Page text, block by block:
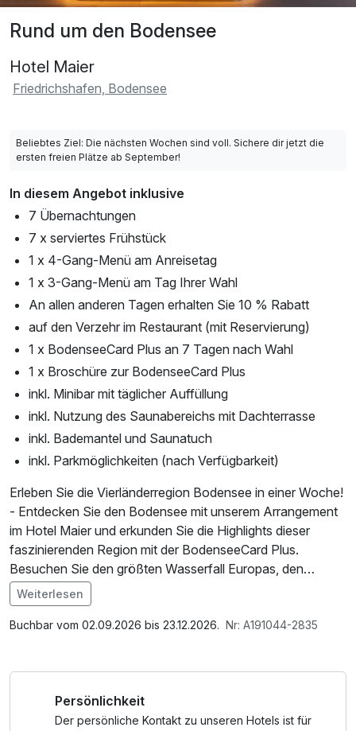
Rund um den Bodensee
Hotel Maier
Friedrichshafen, Bodensee
Beliebtes Ziel: Die nächsten Wochen sind voll. Sichere dir jetzt die
ersten freien Plätze ab September!
In diesem Angebot inklusive
7 Übernachtungen
7 x serviertes Frühstück
1 x 4-Gang-Menü am Anreisetag
1 x 3-Gang-Menü am Tag Ihrer Wahl
An allen anderen Tagen erhalten Sie 10 % Rabatt
auf den Verzehr im Restaurant (mit Reservierung)
1 x BodenseeCard Plus an 7 Tagen nach Wahl
1 x Broschüre zur BodenseeCard Plus
inkl. Minibar mit täglicher Auffüllung
inkl. Nutzung des Saunabereichs mit Dachterrasse
inkl. Bademantel und Saunatuch
inkl. Parkmöglichkeiten (nach Verfügbarkeit)
Erleben Sie die Vierländerregion Bodensee in einer Woche!
- Entdecken Sie den Bodensee mit unserem Arrangement
im Hotel Maier und erkunden Sie die Highlights dieser
faszinierenden Region mit der BodenseeCard Plus.
Besuchen Sie den größten Wasserfall Europas, den
imposanten Rheinfall in Schaffhausen, wo 700.000 Liter
Wasser pro Sekunde in die Tiefe stürzen. Tauchen Sie im
Zeppelin Museum Friedrichshafen ein in den Mythos der
ins Mittelalter und bietet einen beeindruckenden
Panoramablick von der Café-Terrasse.
Im Angebot enthalten
Saunabenutzung, Saunatuch, Nutzung des
Weiterlesen
Buchbar vom 02.09.2026 bis 23.12.2026. Nr: A191044-2835
Persönlichkeit
Der persönliche Kontakt zu unseren Hotels ist für